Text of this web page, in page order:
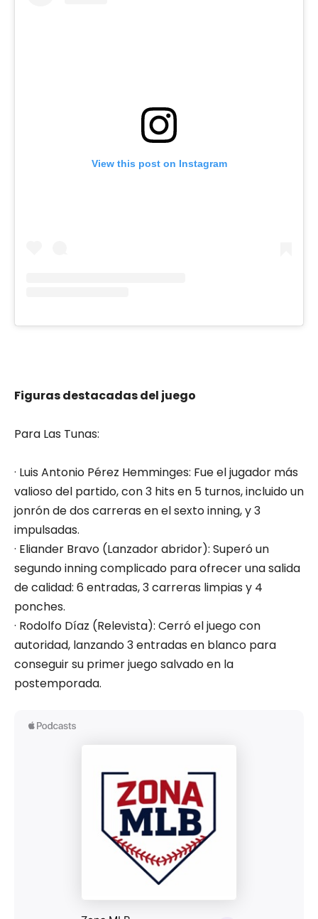
View this post on Instagram
Figuras destacadas del juego
Para Las Tunas:
· Luis Antonio Pérez Hemminges: Fue el jugador más
valioso del partido, con 3 hits en 5 turnos, incluido un
jonrón de dos carreras en el sexto inning, y 3
impulsadas.
· Eliander Bravo (Lanzador abridor): Superó un
segundo inning complicado para ofrecer una salida
de calidad: 6 entradas, 3 carreras limpias y 4
ponches.
· Rodolfo Díaz (Relevista): Cerró el juego con
autoridad, lanzando 3 entradas en blanco para
conseguir su primer juego salvado en la
postemporada.